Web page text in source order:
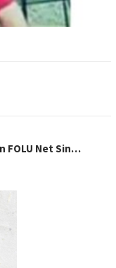
FOLU Net Sin…